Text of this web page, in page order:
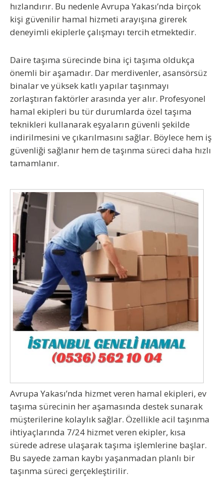
hızlandırır. Bu nedenle Avrupa Yakası’nda birçok
kişi güvenilir hamal hizmeti arayışına girerek
deneyimli ekiplerle çalışmayı tercih etmektedir.
Daire taşıma sürecinde bina içi taşıma oldukça
önemli bir aşamadır. Dar merdivenler, asansörsüz
binalar ve yüksek katlı yapılar taşınmayı
zorlaştıran faktörler arasında yer alır. Profesyonel
hamal ekipleri bu tür durumlarda özel taşıma
teknikleri kullanarak eşyaların güvenli şekilde
indirilmesini ve çıkarılmasını sağlar. Böylece hem iş
güvenliği sağlanır hem de taşınma süreci daha hızlı
tamamlanır.
Avrupa Yakası’nda hizmet veren hamal ekipleri, ev
taşıma sürecinin her aşamasında destek sunarak
müşterilerine kolaylık sağlar. Özellikle acil taşınma
ihtiyaçlarında 7/24 hizmet veren ekipler, kısa
sürede adrese ulaşarak taşıma işlemlerine başlar.
Bu sayede zaman kaybı yaşanmadan planlı bir
taşınma süreci gerçekleştirilir.